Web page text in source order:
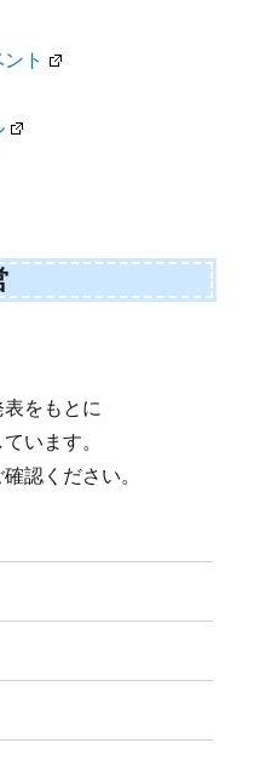
ト
をもとに
います。
認ください。